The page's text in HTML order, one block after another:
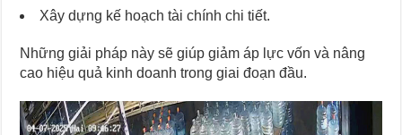
Xây dựng kế hoạch tài chính chi tiết.
Những giải pháp này sẽ giúp giảm áp lực vốn và nâng
cao hiệu quả kinh doanh trong giai đoạn đầu.